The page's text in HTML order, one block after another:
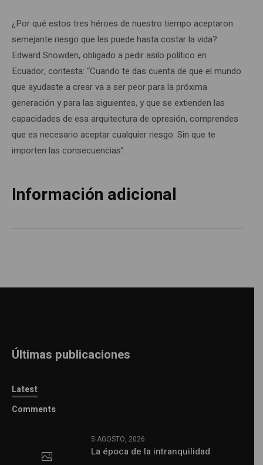
¿Por qué estos tres héroes de nuestro tiempo aceptaron
semejante riesgo que les puede hasta costar la vida?
Edward Snowden, obligado a pedir asilo político en
Ecuador, contesta: “Cuando te das cuenta de que el mundo
que ayudaste a crear va a ser peor para la próxima
generación y para las siguientes, y que se extienden las
capacidades de esa arquitectura de opresión, comprendes
que es necesario aceptar cualquier riesgo. Sin que te
importen las consecuencias”.
Información adicional
Últimas publicaciones
Latest
Comments
5 AGOSTO, 2026
La época de la intranquilidad